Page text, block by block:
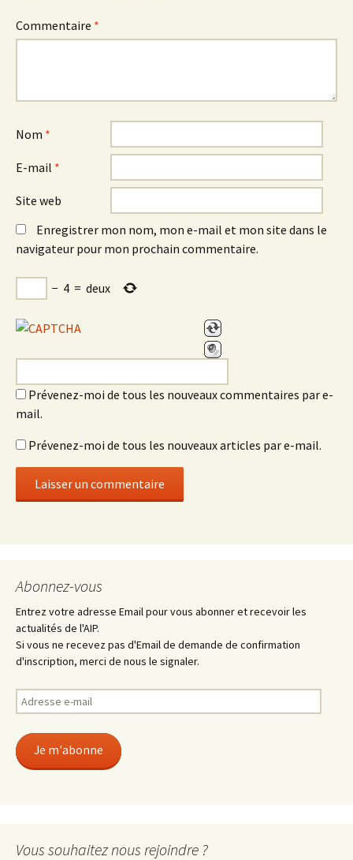
Commentaire *
Nom *
E-mail *
Site web
Enregistrer mon nom, mon e-mail et mon site dans le
navigateur pour mon prochain commentaire.
− 4 = deux
Prévenez-moi de tous les nouveaux commentaires par e-
mail.
Prévenez-moi de tous les nouveaux articles par e-mail.
Abonnez-vous
Entrez votre adresse Email pour vous abonner et recevoir les
actualités de l'AIP.
Si vous ne recevez pas d'Email de demande de confirmation
d'inscription, merci de nous le signaler.
Adresse
e-
Je m'abonne
Vous souhaitez nous rejoindre ?